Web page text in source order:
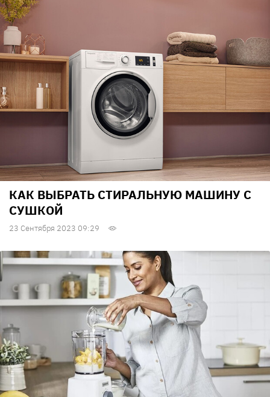
КАК ВЫБРАТЬ СТИРАЛЬНУЮ МАШИНУ С
СУШКОЙ
23 Сентября 2023 09:29